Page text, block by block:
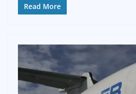
Read More